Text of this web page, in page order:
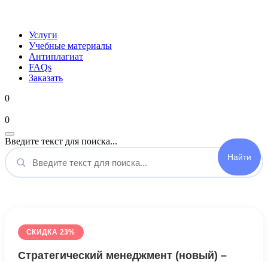
Услуги
Учебные материалы
Антиплагиат
FAQs
Заказать
0
0
Введите текст для поиска...
СКИДКА 23%
Стратегический менеджмент (новый) –